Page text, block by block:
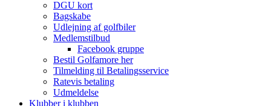
DGU kort
Bagskabe
Udlejning af golfbiler
Medlemstilbud
Facebook gruppe
Bestil Golfamore her
Tilmelding til Betalingsservice
Ratevis betaling
Udmeldelse
Klubber i klubben